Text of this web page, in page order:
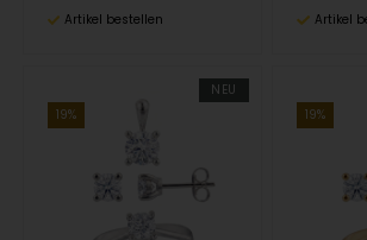
Artikel bestellen Artikel
NEU
19%
19%